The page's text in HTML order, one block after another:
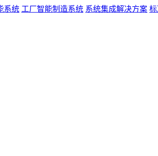
系统 工厂智能制造系统 系统集成解决方案